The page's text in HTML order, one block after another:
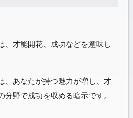
、才能開花、成功などを意味し
、あなたが持つ魅力が増し、才
野で成功を収める暗示です。